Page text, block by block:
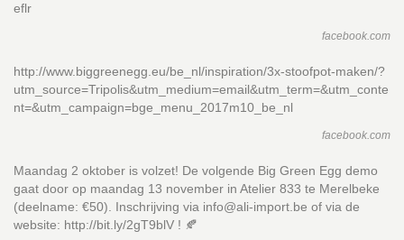
eflr
facebook.com
http://www.biggreenegg.eu/be_nl/inspiration/3x-stoofpot-maken/?
utm_source=Tripolis&utm_medium=email&utm_term=&utm_conte
nt=&utm_campaign=bge_menu_2017m10_be_nl
facebook.com
Maandag 2 oktober is volzet! De volgende Big Green Egg demo
gaat door op maandag 13 november in Atelier 833 te Merelbeke
(deelname: €50). Inschrijving via info@ali-import.be of via de
website: http://bit.ly/2gT9blV ! 🍂